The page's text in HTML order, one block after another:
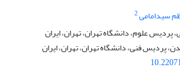
سیدامامی2
علوم، دانشگاه تهران، تهران، ایران
پردیس فنی، دانشگاه تهران، تهران، ایران